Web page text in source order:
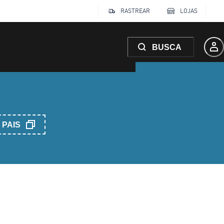
RASTREAR LOJAS
BUSCA
PAIS